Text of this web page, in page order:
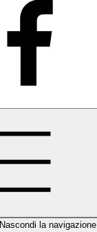
Nascondi la navigazione